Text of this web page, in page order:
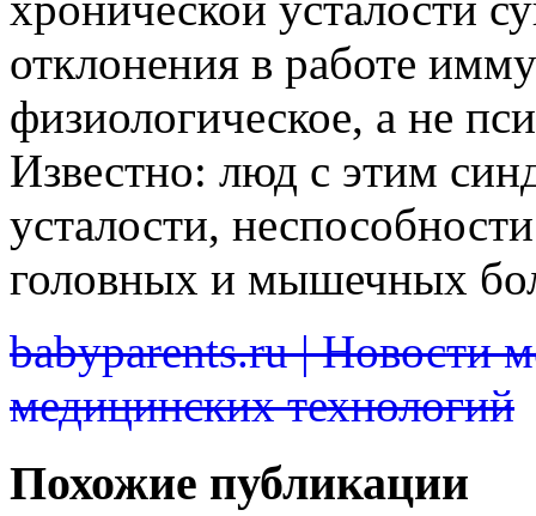
отклонения в работе
физиологическое, а не
Известно: люд с этим
усталости,
головных и мышечных
babyparents.ru | Новости
медицинских технологий
Похожие публикации